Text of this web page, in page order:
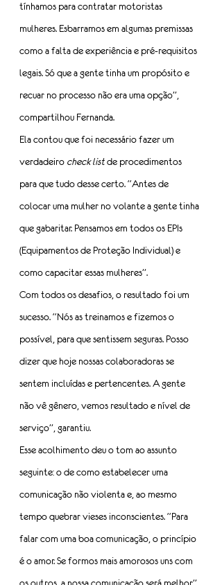
tínhamos para contratar motoristas
mulheres. Esbarramos em algumas premissas
como a falta de experiência e pré-requisitos
legais. Só que a gente tinha um propósito e
recuar no processo não era uma opção”,
compartilhou Fernanda.
Ela contou que foi necessário fazer um
verdadeiro check list de procedimentos
para que tudo desse certo. “Antes de
colocar uma mulher no volante a gente tinha
que gabaritar. Pensamos em todos os EPIs
(Equipamentos de Proteção Individual) e
como capacitar essas mulheres”.
Com todos os desafios, o resultado foi um
sucesso. “Nós as treinamos e fizemos o
possível, para que sentissem seguras. Posso
dizer que hoje nossas colaboradoras se
sentem incluídas e pertencentes. A gente
não vê gênero, vemos resultado e nível de
serviço”, garantiu.
Esse acolhimento deu o tom ao assunto
seguinte: o de como estabelecer uma
comunicação não violenta e, ao mesmo
tempo quebrar vieses inconscientes. “Para
falar com uma boa comunicação, o princípio
é o amor. Se formos mais amorosos uns com